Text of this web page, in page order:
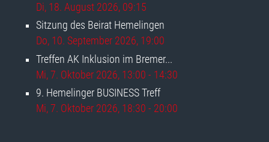
Di, 18. August 2026, 09:15
Sitzung des Beirat Hemelingen
Do, 10. September 2026, 19:00
Treffen AK Inklusion im Bremer...
Mi, 7. Oktober 2026, 13:00 - 14:30
9. Hemelinger BUSINESS Treff
Mi, 7. Oktober 2026, 18:30 - 20:00